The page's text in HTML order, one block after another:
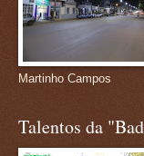
Martinho Campos
Talentos da